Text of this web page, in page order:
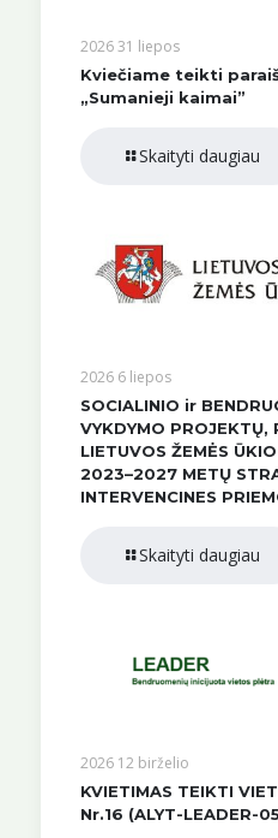
2026 31 liepos
Kviečiame teikti
„Sumanieji kaimai”
Skaityti daugiau
2026 6 liepos
SOCIALINIO ir
VYKDYMO PROJEKTŲ,
LIETUVOS ŽEMĖS
2023–2027 METŲ
INTERVENCINES
Skaityti daugiau
2026 12 birželio
KVIETIMAS TEIKTI
Nr.16 (ALYT-LEADER-